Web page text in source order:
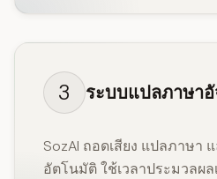
3 ระบบแปลภาษา
SozAI ถอดเสียง แปลภาษา
อัตโนมัติ ใช้เวลาประมวลผ